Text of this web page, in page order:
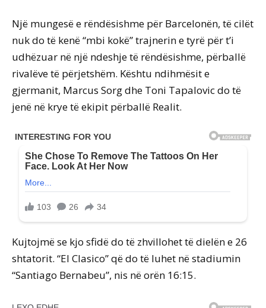
Një mungesë e rëndësishme për Barcelonën, të cilët
nuk do të kenë “mbi kokë” trajnerin e tyrë për t’i
udhëzuar në një ndeshje të rëndësishme, përballë
rivalëve të përjetshëm. Kështu ndihmësit e
gjermanit, Marcus Sorg dhe Toni Tapalovic do të
jenë në krye të ekipit përballë Realit.
Kujtojmë se kjo sfidë do të zhvillohet të dielën e 26
shtatorit. “El Clasico” që do të luhet në stadiumin
“Santiago Bernabeu”, nis në orën 16:15.